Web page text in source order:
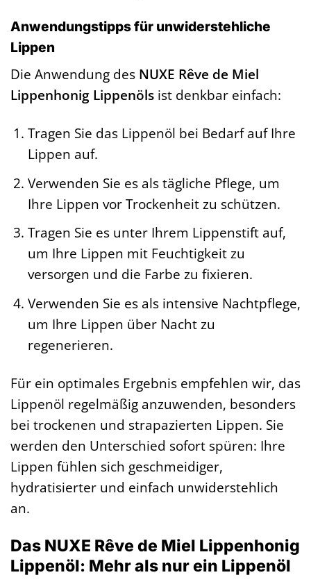
Anwendungstipps für unwiderstehliche
Lippen
Die Anwendung des NUXE Rêve de Miel
Lippenhonig Lippenöls ist denkbar einfach:
Tragen Sie das Lippenöl bei Bedarf auf Ihre
Lippen auf.
Verwenden Sie es als tägliche Pflege, um
Ihre Lippen vor Trockenheit zu schützen.
Tragen Sie es unter Ihrem Lippenstift auf,
um Ihre Lippen mit Feuchtigkeit zu
versorgen und die Farbe zu fixieren.
Verwenden Sie es als intensive Nachtpflege,
um Ihre Lippen über Nacht zu
regenerieren.
Für ein optimales Ergebnis empfehlen wir, das
Lippenöl regelmäßig anzuwenden, besonders
bei trockenen und strapazierten Lippen. Sie
werden den Unterschied sofort spüren: Ihre
Lippen fühlen sich geschmeidiger,
hydratisierter und einfach unwiderstehlich
an.
Das NUXE Rêve de Miel Lippenhonig
Lippenöl: Mehr als nur ein Lippenöl